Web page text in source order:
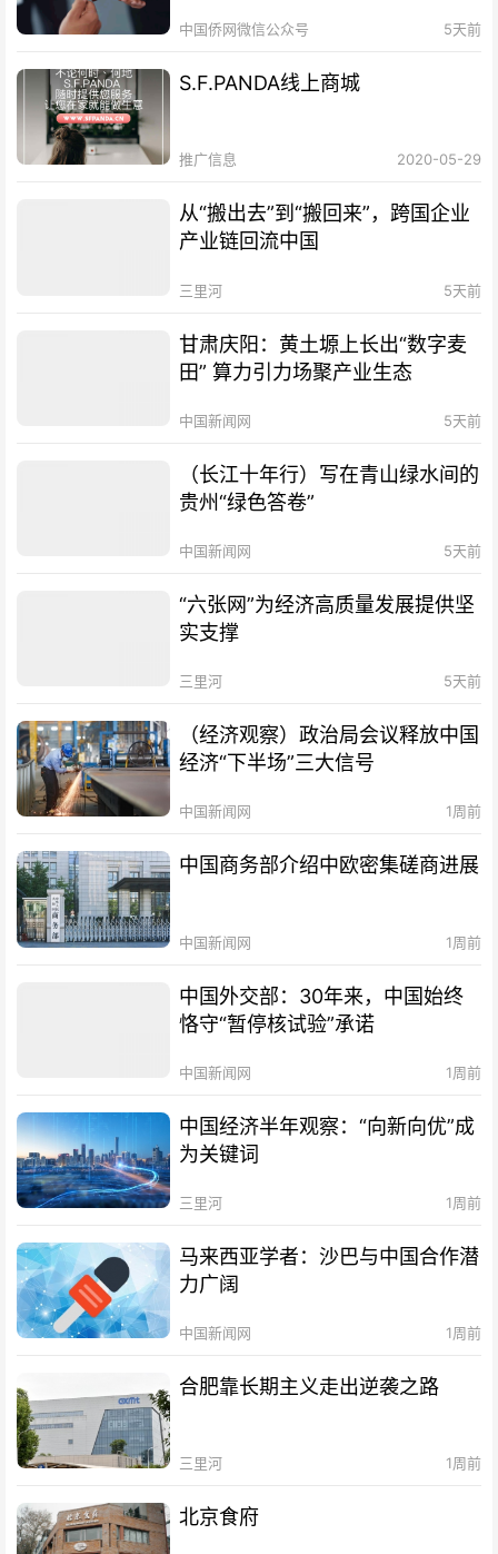
中国侨网微信公众号 5天前
S.F.PANDA线上商城
推广信息 2020-05-29
从“搬出去”到“搬回来”，跨国企业
产业链回流中国
三里河 5天前
甘肃庆阳：黄土塬上长出“数字麦
田” 算力引力场聚产业生态
中国新闻网 5天前
（长江十年行）写在青山绿水间的
贵州“绿色答卷”
中国新闻网 5天前
“六张网”为经济高质量发展提供坚
实支撑
三里河 5天前
（经济观察）政治局会议释放中国
经济“下半场”三大信号
中国新闻网 1周前
中国商务部介绍中欧密集磋商进展
中国新闻网 1周前
中国外交部：30年来，中国始终
恪守“暂停核试验”承诺
中国新闻网 1周前
中国经济半年观察：“向新向优”成
为关键词
三里河 1周前
马来西亚学者：沙巴与中国合作潜
力广阔
中国新闻网 1周前
合肥靠长期主义走出逆袭之路
三里河 1周前
北京食府